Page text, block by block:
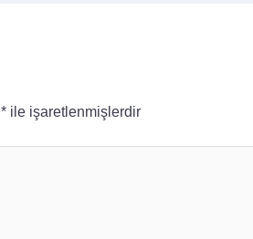
*ile işaretlenmişlerdir